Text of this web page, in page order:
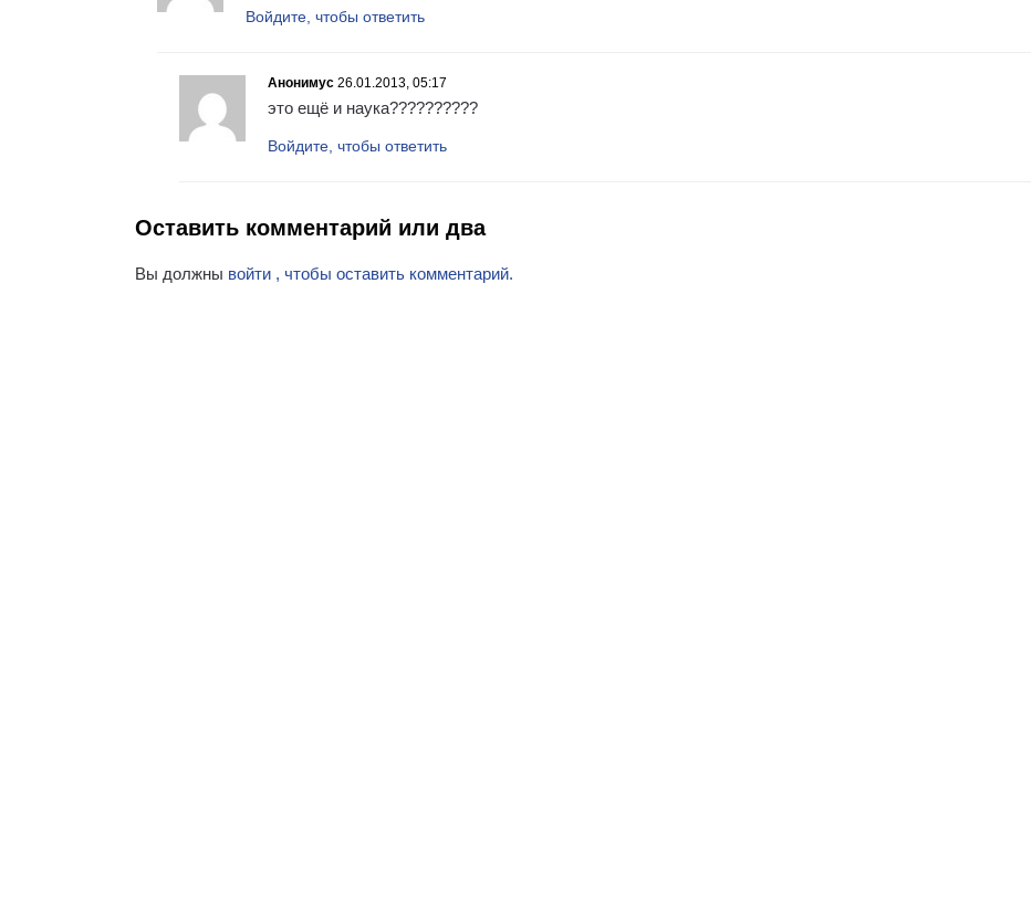
Войдите, чтобы ответить
Анонимус 26.01.2013, 05:17
это ещё и наука??????????
Войдите, чтобы ответить
Оставить комментарий или два
Вы должны войти , чтобы оставить комментарий.